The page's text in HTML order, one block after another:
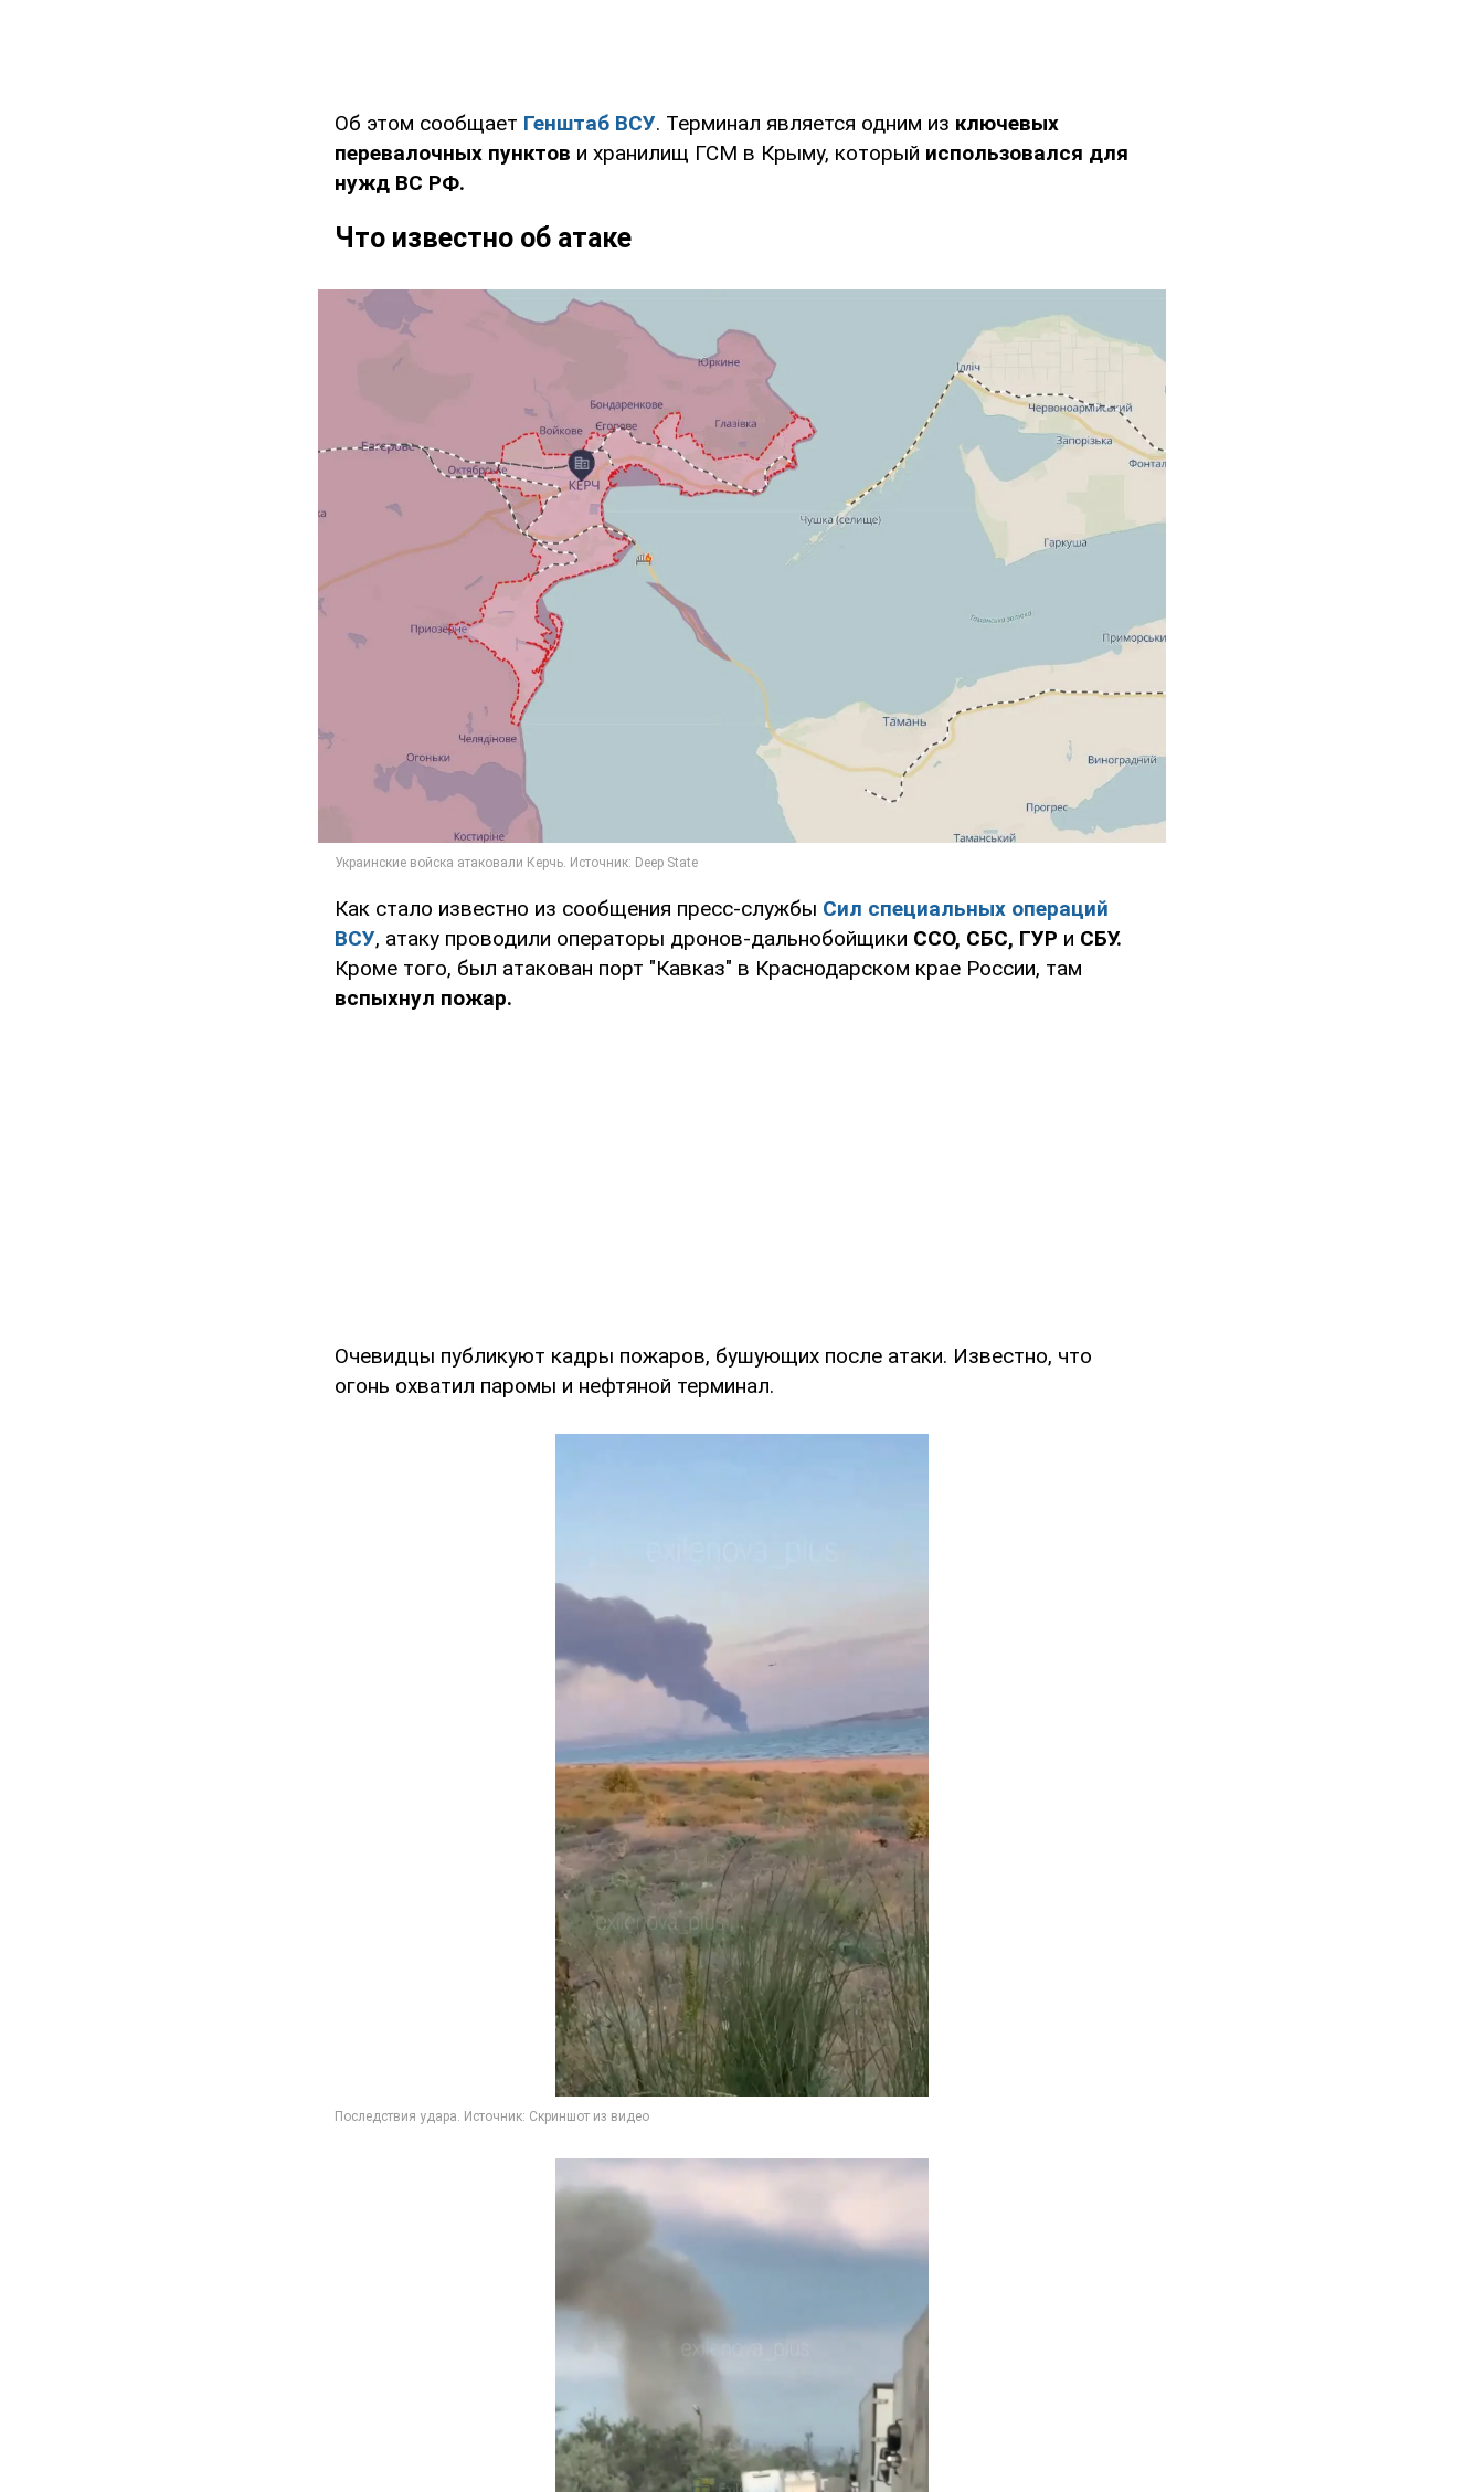
Об этом сообщает Генштаб ВСУ. Терминал является одним из ключевых
перевалочных пунктов и хранилищ ГСМ в Крыму, который использовался для
нужд ВС РФ.
Что известно об атаке
Как стало известно из сообщения пресс-службы Сил специальных операций
ВСУ, атаку проводили операторы дронов-дальнобойщики ССО, СБС, ГУР и СБУ.
Кроме того, был атакован порт "Кавказ" в Краснодарском крае России, там
вспыхнул пожар.
Очевидцы публикуют кадры пожаров, бушующих после атаки. Известно, что
огонь охватил паромы и нефтяной терминал.